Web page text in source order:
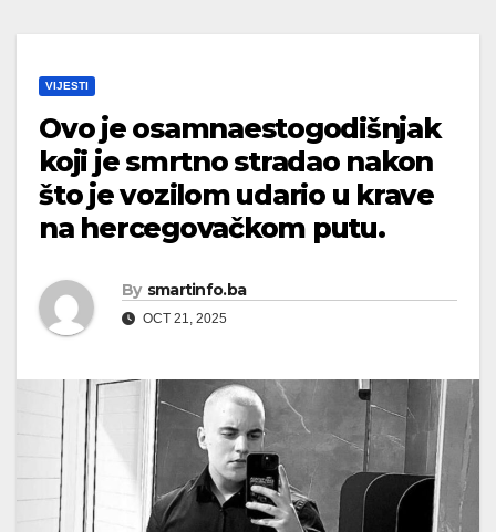
VIJESTI
Ovo je osamnaestogodišnjak
koji je smrtno stradao nakon
što je vozilom udario u krave
na hercegovačkom putu.
By smartinfo.ba
OCT 21, 2025